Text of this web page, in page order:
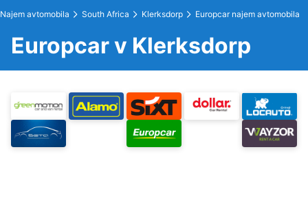
Najem avtomobila South Africa Klerksdorp Europcar najem avtomobila
Europcar v Klerksdorp